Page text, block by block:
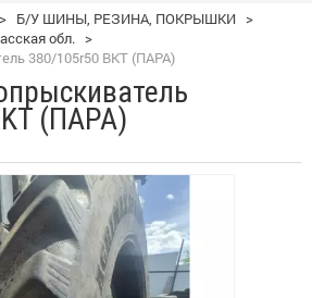
> Б/У ШИНЫ, РЕЗИНА, ПОКРЫШКИ >
обл.
>
380/105r50 BKT (ПАРА)
(ПАРА)